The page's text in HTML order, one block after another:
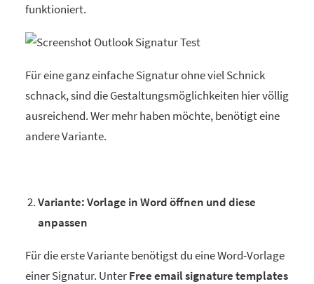
funktioniert.
Für eine ganz einfache Signatur ohne viel Schnick
schnack, sind die Gestaltungsmöglichkeiten hier völlig
ausreichend. Wer mehr haben möchte, benötigt eine
andere Variante.
Variante: Vorlage in Word öffnen und diese
anpassen
Für die erste Variante benötigst du eine Word-Vorlage
einer Signatur. UnterFree email signature templates